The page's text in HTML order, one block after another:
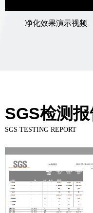
净化效果演示视频
SGS TESTING REPORT
SGS检测